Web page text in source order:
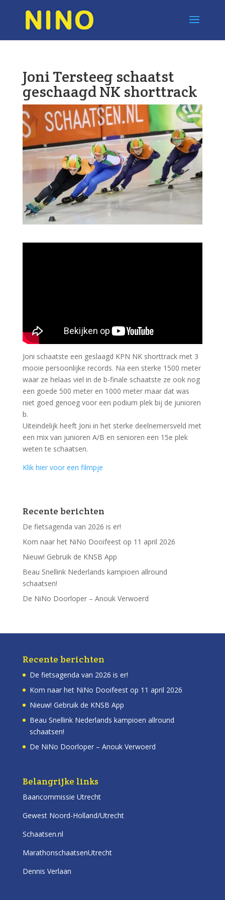
Joni Tersteeg schaatst
geschaagd NK shorttrack
Joni schaatste een geslaagd KPN NK shorttrack met 3
mooie persoonlijke records. Na een sterke 1500 meter
waar ze helaas viel in de b-finale schaatste ze ook nog
een goede 500 meter en 1000 meter maar dat was
niet goed genoeg voor een podium plek bij de junioren
b.
Uiteindelijk heeft Joni in het sterke deelnemersveld met
een mix van junioren A/B en senioren een 15e plek
weten te schaatsen.
Klik hier voor een filmpje
Recente berichten
De fietsagenda van 2026 is er!
Kom naar het NiNo Dooifeest op 11 april 2026
Nieuw! Gebruik de KNSB App
Beau Snellink Nederlands kampioen allround
schaatsen!
De NiNo Doorloper – Anouk Verwoerd
Recente berichten
De fietsagenda van 2026 is er!
Kom naar het NiNo Dooifeest op 11 april 2026
Nieuw! Gebruik de KNSB App
Beau Snellink Nederlands kampioen allround
schaatsen!
De NiNo Doorloper – Anouk Verwoerd
Belangrijke links
Baancommissie Utrecht
Gewest Noord-Holland/Utrecht
Schaatsen.nl
MarathonschaatsenUtrecht
Dennis Verlaan